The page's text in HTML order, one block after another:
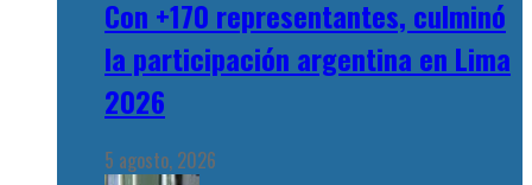
Con +170 representantes, culminó
la participación argentina en Lima
2026
5 agosto, 2026